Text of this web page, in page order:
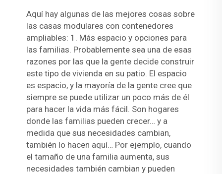
Aquí hay algunas de las mejores cosas sobre
las casas modulares con contenedores
ampliables: 1. Más espacio y opciones para
las familias. Probablemente sea una de esas
razones por las que la gente decide construir
este tipo de vivienda en su patio. El espacio
es espacio, y la mayoría de la gente cree que
siempre se puede utilizar un poco más de él
para hacer la vida más fácil. Son hogares
donde las familias pueden crecer… y a
medida que sus necesidades cambian,
también lo hacen aquí… Por ejemplo, cuando
el tamaño de una familia aumenta, sus
necesidades también cambian y pueden